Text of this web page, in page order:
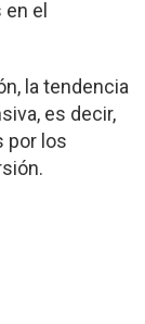
el
la tendencia
es decir,
por los